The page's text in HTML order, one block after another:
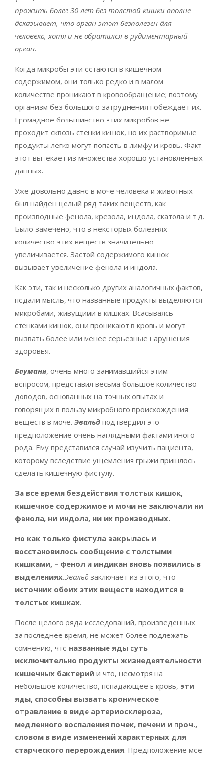
прожить более 30 лет без толстой кишки вполне
доказывает, что орган этот безполезен для
человека, хотя и не обратился в рудиментарный
орган.
Когда микробы эти остаются в кишечном
содержимом, они только редко и в малом
количестве проникают в кровообращение; поэтому
организм без большого затруднения побеждает их.
Громадное большинство этих микробов не
проходит сквозь стенки кишок, но их растворимые
продукты легко могут попасть в лимфу и кровь. Факт
этот вытекает из множества хорошо установленных
данных.
Уже довольно давно в моче человека и животных
был найден целый ряд таких веществ, как
производные фенола, крезола, индола, скатола и т.д.
Было замечено, что в некоторых болезнях
количество этих веществ значительно
увеличивается. Застой содержимого кишок
вызывает увеличение фенола и индола.
Как эти, так и несколько других аналогичных фактов,
подали мысль, что названные продукты выделяются
микробами, живущими в кишках. Всасываясь
стенками кишок, они проникают в кровь и могут
вызвать более или менее серьезные нарушения
здоровья.
Бауманн, очень много занимавшийся этим
вопросом, представил весьма большое количество
доводов, основанных на точных опытах и
говорящих в пользу микробного происхождения
веществ в моче. Эвальд подтвердил это
предположение очень наглядными фактами иного
рода. Ему представился случай изучить пациента,
которому вследствие ущемления грыжи пришлось
сделать кишечную фистулу.
За все время бездействия толстых кишок,
кишечное содержимое и мочи не заключали ни
фенола, ни индола, ни их производных.
Но как только фистула закрылась и
восстановилось сообщение с толстыми
кишками, – фенол и индикан вновь появились в
выделениях.Эвальд заключает из этого, что
источник обоих этих веществ находится в
толстых кишках.
После целого ряда исследований, произведенных
за последнее время, не может более подлежать
сомнению, что названные яды суть
исключительно продукты жизнедеятельности
кишечных бактерий и что, несмотря на
небольшое количество, попадающее в кровь, эти
яды, способны вызвать хроническое
отравление в виде артериосклероза,
медленного воспаления почек, печени и проч.,
словом в виде изменений характерных для
старческого перерождения. Предположение мое